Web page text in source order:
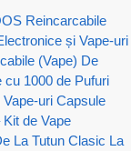
Reincarcabile
și Vape-uri
(Vape) De
cu 1000 de Pufuri
uri Capsule
de Vape
La Tutun Clasic La